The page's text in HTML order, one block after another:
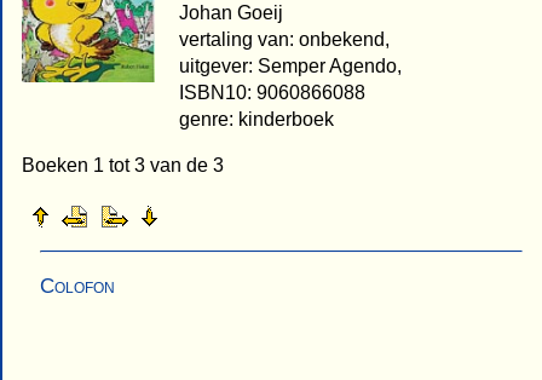
Johan Goeij
vertaling van: onbekend,
uitgever: Semper Agendo,
ISBN10: 9060866088
genre: kinderboek
Boeken 1 tot 3 van de 3
Colofon